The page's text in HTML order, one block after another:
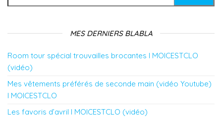
MES DERNIERS BLABLA
Room tour spécial trouvailles brocantes l MOICESTCLO
(vidéo)
Mes vêtements préférés de seconde main (vidéo Youtube)
l MOICESTCLO
Les favoris d’avril l MOICESTCLO (vidéo)